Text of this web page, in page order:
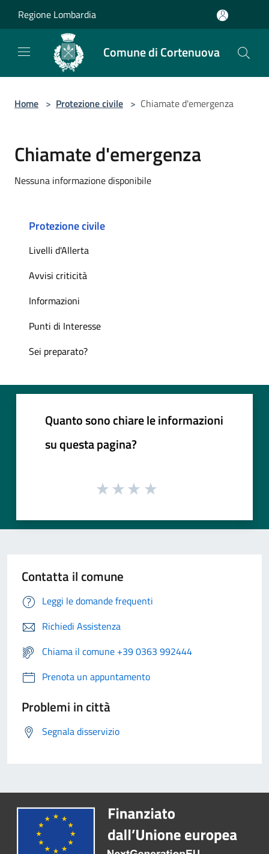
Regione Lombardia
Comune di Cortenuova
Home > Protezione civile > Chiamate d'emergenza
Chiamate d'emergenza
Nessuna informazione disponibile
Protezione civile
Livelli d'Allerta
Avvisi criticità
Informazioni
Punti di Interesse
Sei preparato?
Quanto sono chiare le informazioni
su questa pagina?
Contatta il comune
Leggi le domande frequenti
Richiedi Assistenza
Chiama il comune +39 0363 992444
Prenota un appuntamento
Problemi in città
Segnala disservizio